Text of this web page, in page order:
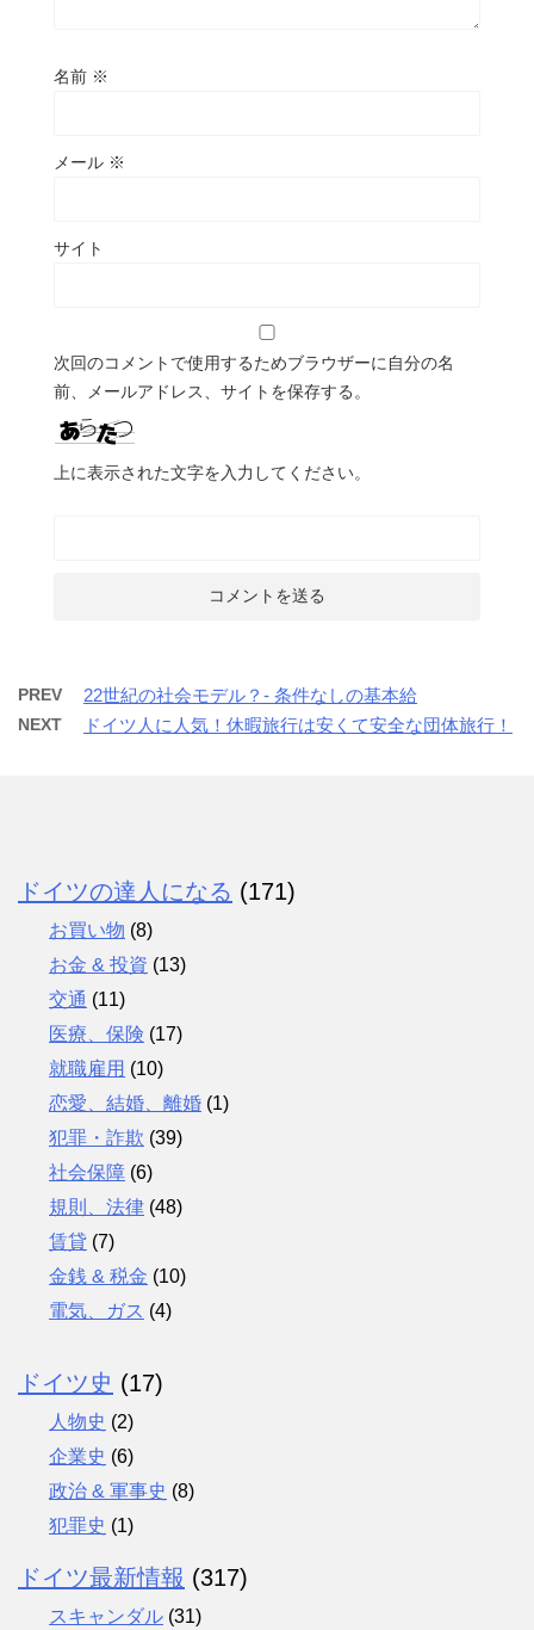
名前 ※
メール ※
サイト
次回のコメントで使用するためブラウザーに自分の名
前、メールアドレス、サイトを保存する。
上に表示された文字を入力してください。
PREV 22世紀の社会モデル？- 条件なしの基本給
NEXT ドイツ人に人気！休暇旅行は安くて安全な団体旅行！
ドイツの達人になる (171)
お買い物 (8)
お金 & 投資 (13)
交通 (11)
医療、保険 (17)
就職雇用 (10)
恋愛、結婚、離婚 (1)
犯罪・詐欺 (39)
社会保障 (6)
規則、法律 (48)
賃貸 (7)
金銭 & 税金 (10)
電気、ガス (4)
ドイツ史 (17)
人物史 (2)
企業史 (6)
政治 & 軍事史 (8)
犯罪史 (1)
ドイツ最新情報 (317)
スキャンダル (31)